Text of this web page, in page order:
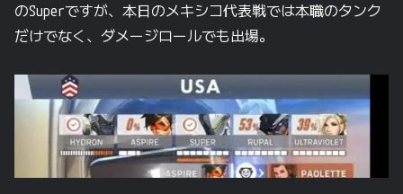
のSuperですが、本日のメキシコ代表戦では本職のタンク
だけでなく、ダメージロールでも出場。